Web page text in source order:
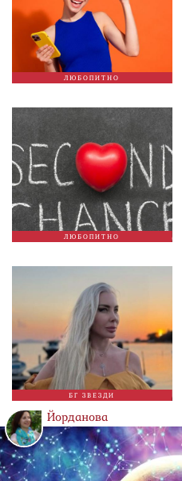
ЛЮБОПИТНО
ЛЮБОПИТНО
БГ ЗВЕЗДИ
Йорданова